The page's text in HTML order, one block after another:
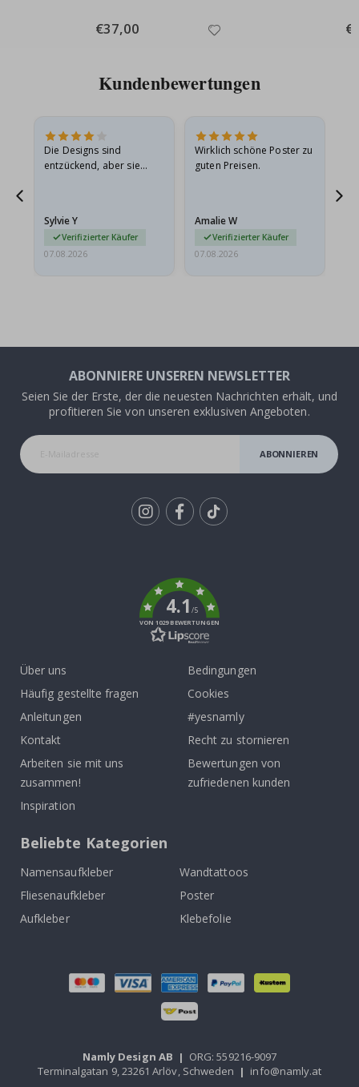
Special
Price
€37,00
Kundenbewertungen
Die Designs sind
entzückend, aber sie
sie…
Sylvie Y
Verifizierter Käufer
07.08.2026
Wirklich schöne Poster zu
guten Preisen.
Amalie W
Verifizierter Käufer
07.08.2026
ABONNIERE UNSEREN NEWSLETTER
Seien Sie der Erste, der die neuesten Nachrichten erhält, und
profitieren Sie von unseren exklusiven Angeboten.
ABONNIEREN
4.1/5
VON 1029 BEWERTUNGEN
Über uns
Häufig gestellte fragen
Anleitungen
Kontakt
Arbeiten sie mit uns
zusammen!
Inspiration
Bedingungen
Cookies
#yesnamly
Recht zu stornieren
Bewertungen von
zufriedenen kunden
Beliebte Kategorien
Namensaufkleber
Wandtattoos
Fliesenaufkleber
Poster
Aufkleber
Klebefolie
Namly Design AB | ORG: 559216-9097
Terminalgatan 9, 23261 Arlöv, Schweden | info@namly.at